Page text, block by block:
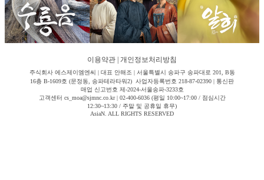
이용약관 개인정보처리방침
주식회사 에스제이엠엔씨 | 대표 안해조 | 서울특별시 송파구 송파대로 201, B동
16층 B-1609호 (문정동, 송파테라타워2) 사업자등록번호 218-87-02390 | 통신판
매업 신고번호 제-2024-서울송파-3233호
고객센터 cs_moa@sjmnc.co.kr | 02-400-6036 (평일 10:00~17:00 / 점심시간
12:30~13:30 / 주말 및 공휴일 휴무)
AsiaN. ALL RIGHTS RESERVED